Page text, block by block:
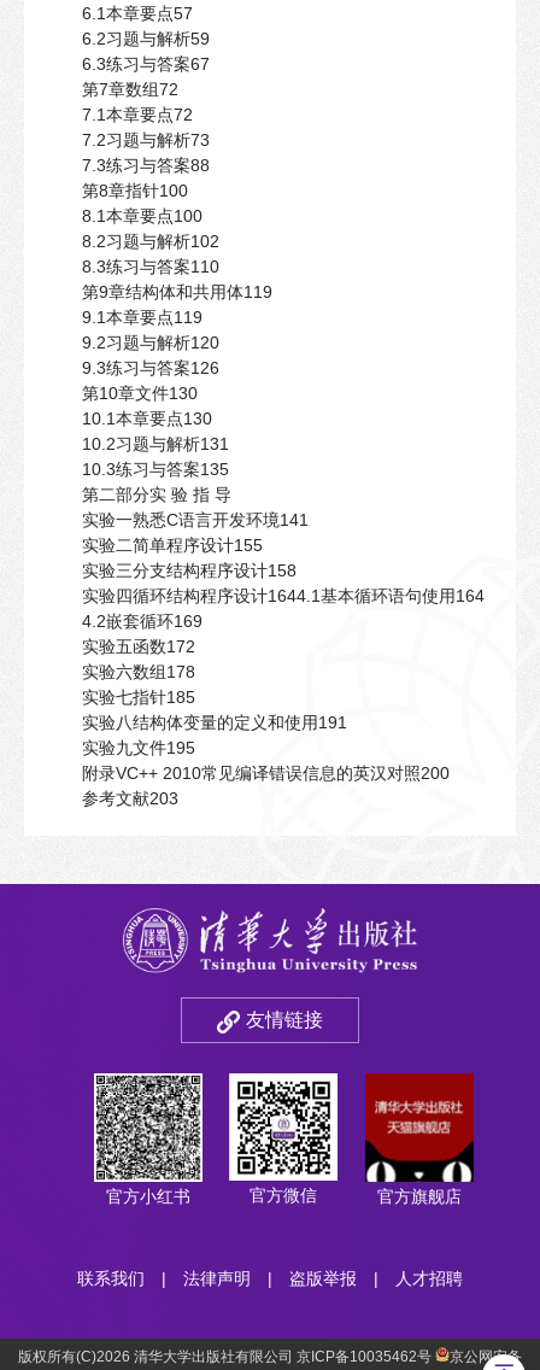
6.1本章要点57
6.2习题与解析59
6.3练习与答案67
第7章数组72
7.1本章要点72
7.2习题与解析73
7.3练习与答案88
第8章指针100
8.1本章要点100
8.2习题与解析102
8.3练习与答案110
第9章结构体和共用体119
9.1本章要点119
9.2习题与解析120
9.3练习与答案126
第10章文件130
10.1本章要点130
10.2习题与解析131
10.3练习与答案135
第二部分实 验 指 导
实验一熟悉C语言开发环境141
实验二简单程序设计155
实验三分支结构程序设计158
实验四循环结构程序设计1644.1基本循环语句使用164
4.2嵌套循环169
实验五函数172
实验六数组178
实验七指针185
实验八结构体变量的定义和使用191
实验九文件195
附录VC++ 2010常见编译错误信息的英汉对照200
参考文献203
友情链接
官方小红书 官方微信 官方旗舰店
联系我们 | 法律声明 | 盗版举报 | 人才招聘
版权所有(C)2026 清华大学出版社有限公司 京ICP备10035462号 京公网安备